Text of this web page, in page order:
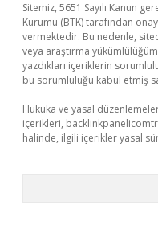
Sitemiz, 5651 Sayılı Kanun
Kurumu (BTK) tarafından
vermektedir. Bu nedenle,
veya araştırma
yazdıkları içeriklerin
bu sorumluluğu kabul etmiş
Hukuka ve yasal
içerikleri,
halinde, ilgili içerikler yasal